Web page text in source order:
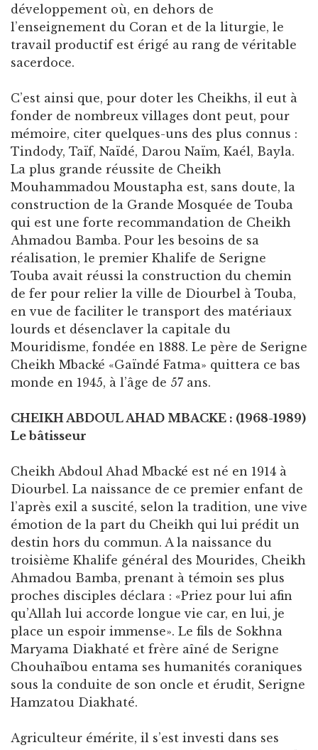
développement où, en dehors de
l’enseignement du Coran et de la liturgie, le
travail productif est érigé au rang de véritable
sacerdoce.
C’est ainsi que, pour doter les Cheikhs, il eut à
fonder de nombreux villages dont peut, pour
mémoire, citer quelques-uns des plus connus :
Tindody, Taïf, Naïdé, Darou Naïm, Kaél, Bayla.
La plus grande réussite de Cheikh
Mouhammadou Moustapha est, sans doute, la
construction de la Grande Mosquée de Touba
qui est une forte recommandation de Cheikh
Ahmadou Bamba. Pour les besoins de sa
réalisation, le premier Khalife de Serigne
Touba avait réussi la construction du chemin
de fer pour relier la ville de Diourbel à Touba,
en vue de faciliter le transport des matériaux
lourds et désenclaver la capitale du
Mouridisme, fondée en 1888. Le père de Serigne
Cheikh Mbacké «Gaïndé Fatma» quittera ce bas
monde en 1945, à l’âge de 57 ans.
CHEIKH ABDOUL AHAD MBACKE : (1968-1989)
Le bâtisseur
Cheikh Abdoul Ahad Mbacké est né en 1914 à
Diourbel. La naissance de ce premier enfant de
l’après exil a suscité, selon la tradition, une vive
émotion de la part du Cheikh qui lui prédit un
destin hors du commun. A la naissance du
troisième Khalife général des Mourides, Cheikh
Ahmadou Bamba, prenant à témoin ses plus
proches disciples déclara : «Priez pour lui afin
qu’Allah lui accorde longue vie car, en lui, je
place un espoir immense». Le fils de Sokhna
Maryama Diakhaté et frère aîné de Serigne
Chouhaïbou entama ses humanités coraniques
sous la conduite de son oncle et érudit, Serigne
Hamzatou Diakhaté.
Agriculteur émérite, il s’est investi dans ses